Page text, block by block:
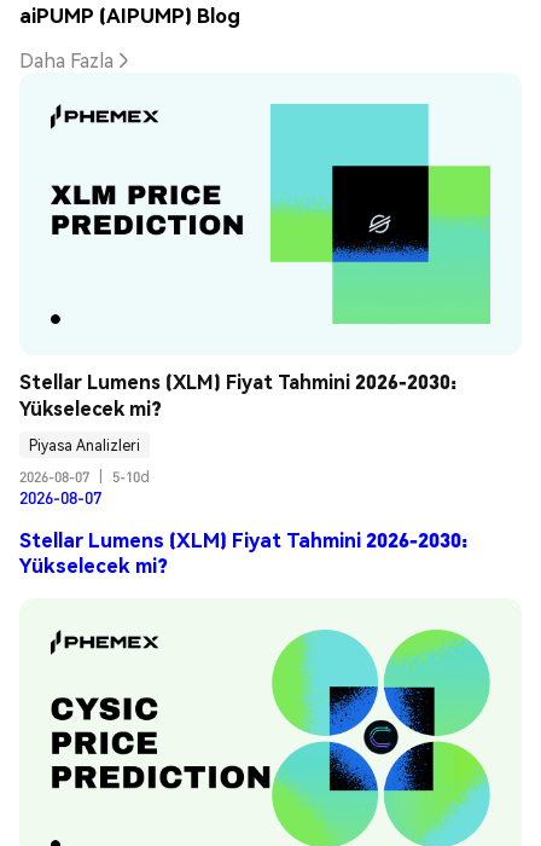
aiPUMP (AIPUMP) Blog
Daha Fazla
Stellar Lumens (XLM) Fiyat Tahmini 2026-2030:
Yükselecek mi?
Piyasa Analizleri
2026-08-07
5-10d
2026-08-07
Stellar Lumens (XLM) Fiyat Tahmini 2026-2030:
Yükselecek mi?